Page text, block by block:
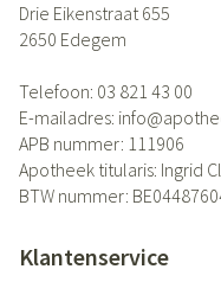
Drie Eikenstraat 655
2650 Edegem
Telefoon: 03 821 43 00
E-mailadres: info@
APB nummer: 111906
Apotheek titularis: Ingrid
BTW nummer:
Klantenservice